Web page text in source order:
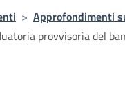
> Approfondimenti
provvisoria del